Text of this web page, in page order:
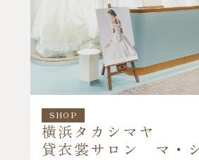
SHOP
横浜タカシマヤ
貸衣裳サロン マ・